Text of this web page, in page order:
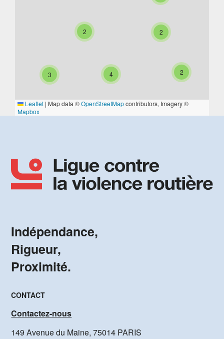
2
2
2
4
3
Leaflet | Map data ©OpenStreetMapcontributors, Imagery ©
Mapbox
Indépendance,
Rigueur,
Proximité.
CONTACT
Contactez-nous
149 Avenue du Maine, 75014 PARIS